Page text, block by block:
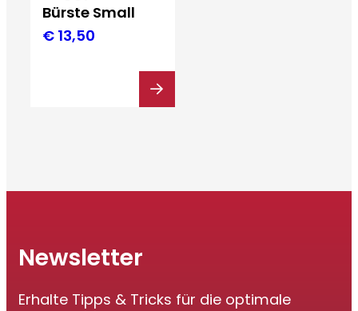
Bürste Small
€ 13,50
Newsletter
Erhalte Tipps & Tricks für die optimale